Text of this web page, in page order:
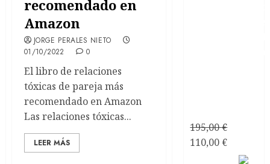
recomendado en
Amazon
JORGE PERALES NIETO
01/10/2022
0
El libro de relaciones
tóxicas de pareja más
recomendado en Amazon
Las relaciones tóxicas...
LEER MÁS
195,00€
El
110,00 €El
precio